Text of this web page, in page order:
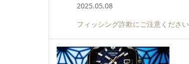
2025.05.08
フィッシング詐欺にご注意ください